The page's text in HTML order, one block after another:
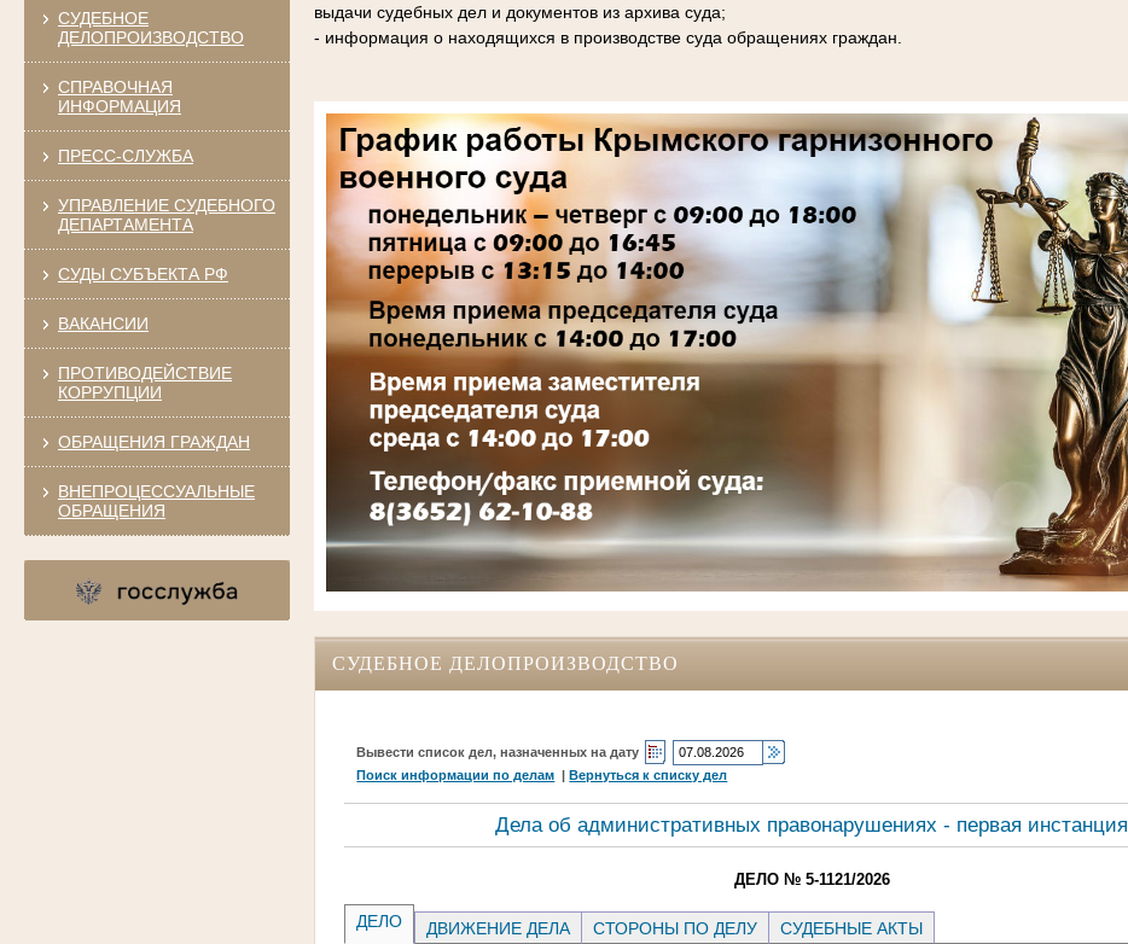
СУДЕБНОЕ
ДЕЛОПРОИЗВОДСТВО
СПРАВОЧНАЯ
ИНФОРМАЦИЯ
ПРЕСС-СЛУЖБА
УПРАВЛЕНИЕ СУДЕБНОГО
ДЕПАРТАМЕНТА
СУДЫ СУБЪЕКТА РФ
ВАКАНСИИ
ПРОТИВОДЕЙСТВИЕ
КОРРУПЦИИ
ОБРАЩЕНИЯ ГРАЖДАН
ВНЕПРОЦЕССУАЛЬНЫЕ
ОБРАЩЕНИЯ
выдачи судебных дел и документов из архива суда;
- информация о находящихся в производстве суда обращениях граждан.
СУДЕБНОЕ ДЕЛОПРОИЗВОДСТВО
Вывести список дел, назначенных на дату
Поиск информации по делам |Вернуться к списку дел
Дела об административных правонарушениях - первая инстанция
ДЕЛО № 5-1121/2026
ДЕЛО ДВИЖЕНИЕ ДЕЛА СТОРОНЫ ПО ДЕЛУ СУДЕБНЫЕ АКТЫ